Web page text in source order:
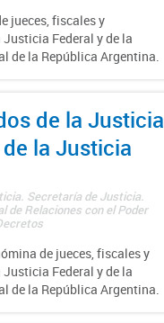
jueces, fiscales y
Federal y de la
de la República Argentina.
de la Justicia
la Justicia
Secretaría de Justicia.
de Relaciones con el Poder
de jueces, fiscales y
Federal y de la
de la República Argentina.